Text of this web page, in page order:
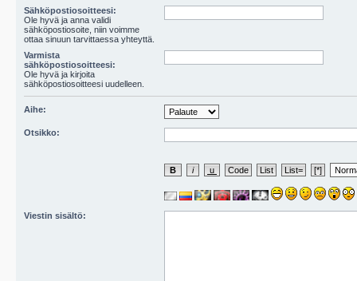
Sähköpostiosoitteesi:
Ole hyvä ja anna validi
sähköpostiosoite, niin voimme
ottaa sinuun tarvittaessa yhteyttä.
Varmista
sähköpostiosoitteesi:
Ole hyvä ja kirjoita
sähköpostiosoitteesi uudelleen.
Aihe:
Otsikko:
Viestin sisältö: